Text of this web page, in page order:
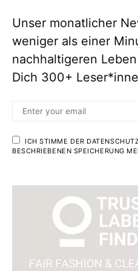
Unser monatlicher
weniger als einer
nachhaltigeren
Dich 300+
ICH STIMME DER
BESCHRIEBENEN SPEICHERUNG